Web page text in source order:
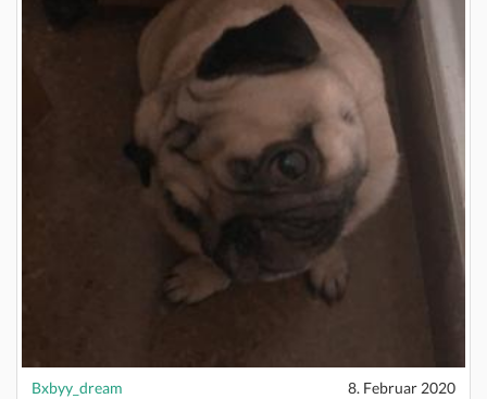
Bxbyy_dream 8. Februar 2020